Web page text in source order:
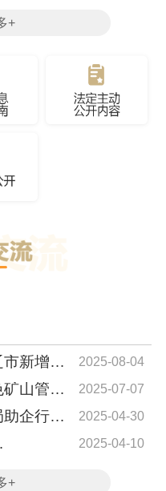
+
新增工
2025-08-04
山管理
2025-07-07
企行动
2025-04-30
2025-04-10
+